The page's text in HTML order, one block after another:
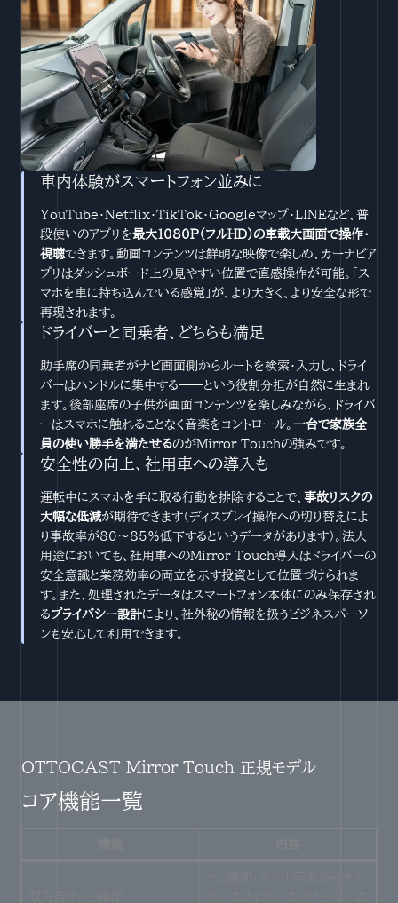
車内体験がスマートフォン並みに
YouTube・Netflix・TikTok・Googleマップ・LINEなど、普
段使いのアプリを最大1080P（フルHD）の車載大画面で操作・
視聴できます。動画コンテンツは鮮明な映像で楽しめ、カーナビア
プリはダッシュボード上の見やすい位置で直感操作が可能。「ス
マホを車に持ち込んでいる感覚」が、より大きく、より安全な形で
再現されます。
ドライバーと同乗者、どちらも満足
助手席の同乗者がナビ画面側からルートを検索・入力し、ドライ
バーはハンドルに集中する——という役割分担が自然に生まれ
ます。後部座席の子供が画面コンテンツを楽しみながら、ドライバ
ーはスマホに触れることなく音楽をコントロール。 一台で家族全
員の使い勝手を満たせるのがMirror Touchの強みです。
安全性の向上、社用車への導入も
運転中にスマホを手に取る行動を排除することで、 事故リスクの
大幅な低減が期待できます（ディスプレイ操作への切り替えによ
り事故率が80〜85%低下するというデータがあります）。法人
用途においても、社用車へのMirror Touch導入はドライバーの
安全意識と業務効率の両立を示す投資として位置づけられま
す。また、処理されたデータはスマートフォン本体にのみ保存され
るプライバシー設計により、社外秘の情報を扱うビジネスパーソ
ンも安心して利用できます。
OTTOCAST Mirror Touch 正規モデル
コア機能一覧